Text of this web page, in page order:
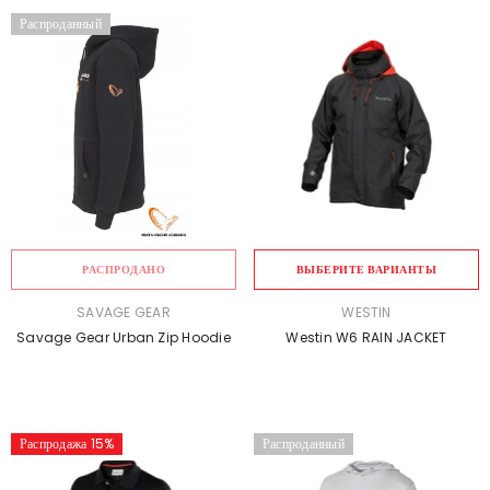
Распроданный
РАСПРОДАНО
ПРОДАВЕЦ:SAVAGE GEAR
Savage Gear Urban Zip Hoodie
ВЫБЕРИТЕ ВАРИАНТЫ
WESTIN
Westin W6 RAIN JACKET
Распродажа 15% Распроданный